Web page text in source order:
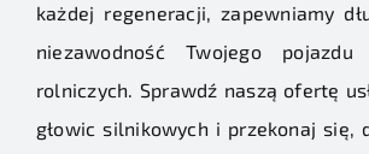
każdej regeneracji, zapewniamy
niezawodność Twojego
rolniczych. Sprawdź naszą ofertę
głowic silnikowych i przekonaj się,